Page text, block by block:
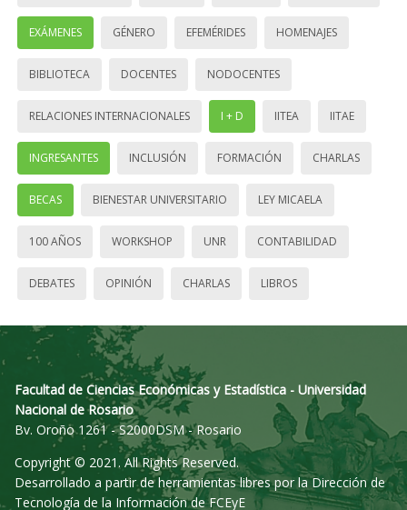
EXÁMENES GÉNERO EFEMÉRIDES HOMENAJES
BIBLIOTECA DOCENTES NODOCENTES
RELACIONES INTERNACIONALES I + D IITEA IITAE
INGRESANTES INCLUSIÓN FORMACIÓN CHARLAS
BECAS BIENESTAR UNIVERSITARIO LEY MICAELA
100 AÑOS WORKSHOP UNR CONTABILIDAD
DEBATES OPINIÓN CHARLAS LIBROS
Facultad de Ciencias Económicas y Estadística - Universidad
Nacional de Rosario
Bv. Oroño 1261 - S2000DSM - Rosario
Copyright © 2021. All Rights Reserved.
Desarrollado a partir de herramientas libres por la Dirección de
Tecnología de la Información de FCEyE